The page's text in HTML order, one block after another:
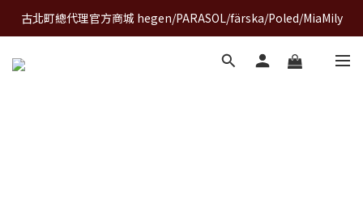
A World of Wonder 奇想世界特展｜套票熱賣中
古北町總代理官方商城 hegen/PARASOL/färska/Poled/MiaMily
A World of Wonder 奇想世界特展｜套票熱賣中